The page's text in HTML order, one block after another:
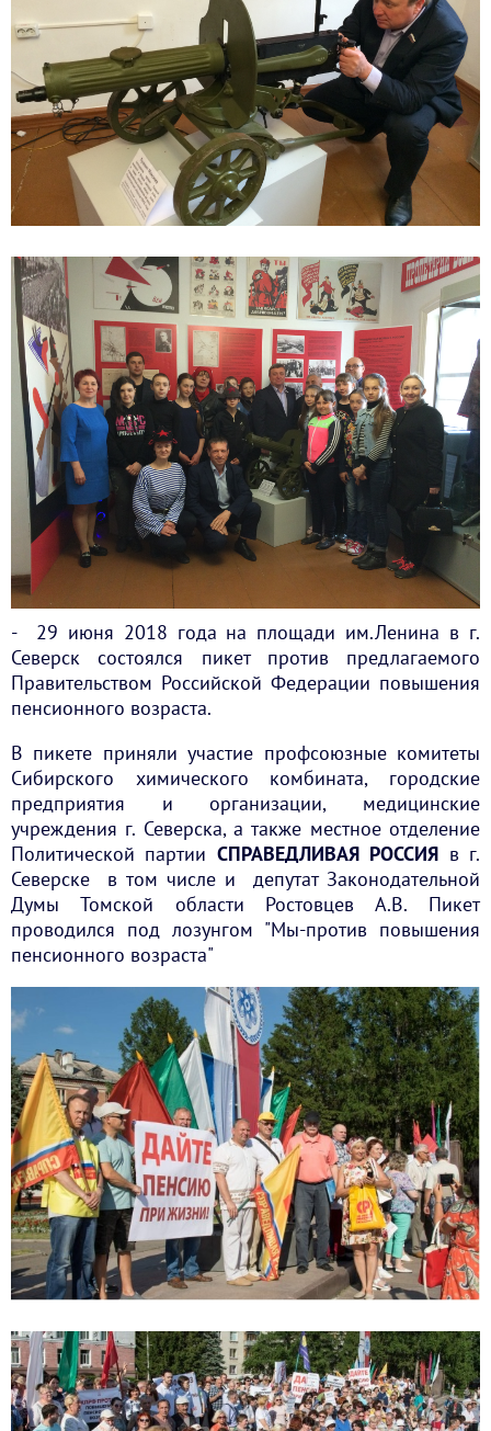
- 29 июня 2018 года на площади им.Ленина в г.
Северск состоялся пикет против предлагаемого
Правительством Российской Федерации повышения
пенсионного возраста.
В пикете приняли участие профсоюзные комитеты
Сибирского химического комбината, городские
предприятия и организации, медицинские
учреждения г. Северска, а также местное отделение
Политической партии СПРАВЕДЛИВАЯ РОССИЯ в г.
Северске в том числе и депутат Законодательной
Думы Томской области Ростовцев А.В. Пикет
проводился под лозунгом "Мы-против повышения
пенсионного возраста"